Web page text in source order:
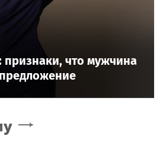
признаки, что мужчина